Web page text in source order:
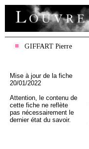
GIFFART Pierre
Mise à jour de la fiche
20/01/2022
Attention, le contenu de
cette fiche ne reflète
pas nécessairement le
dernier état du savoir.